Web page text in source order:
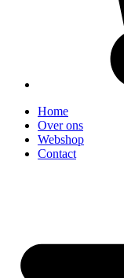
Home
Over ons
Webshop
Contact